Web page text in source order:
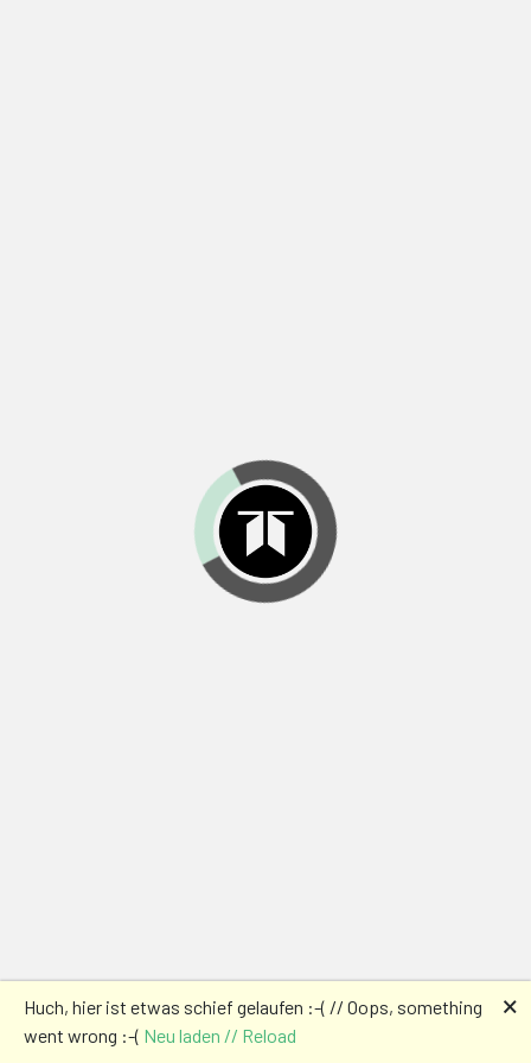
Huch, hier ist etwas schief gelaufen :-( // Oops, something
went wrong :-( Neu laden // Reload
🗙